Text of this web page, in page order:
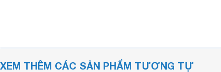
XEM THÊM CÁC SẢN PHẨM TƯƠNG TỰ